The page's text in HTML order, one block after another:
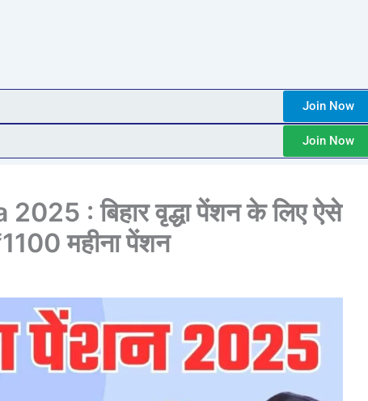
Join Now
Join Now
: बिहार वृद्धा पेंशन के लिए ऐसे
महीना पेंशन